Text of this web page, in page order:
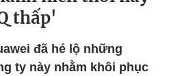
thấp'
đã hé lộ những
ty này nhằm khôi phục